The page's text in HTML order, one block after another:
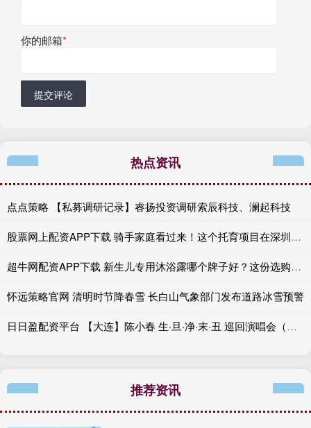
你的邮箱*
提交评论
热点资讯
点点策略 【私募调研记录】睿扬投资调研索辰科技、澜起科技
股票网上配资APP下载 骑手家庭看过来！这个托育项目在深圳启动啦
超牛网配资APP下载 新生儿专用沐浴露哪个牌子好？这份选购清单请收好
怀远策略官网 清明时节降春雪 长白山气象部门发布道路冰雪预警
日日盈配资平台 【大连】陈小春 生·旦·净·末·丑 巡回演唱会（河马票务）
推荐资讯